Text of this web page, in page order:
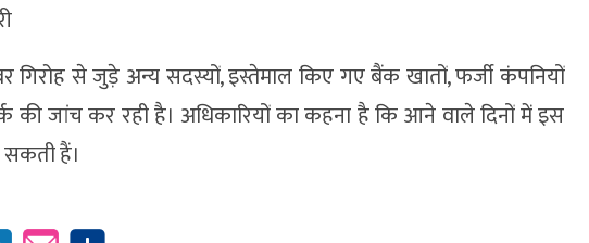
गिरोह से जुड़े अन्य सदस्यों, इस्तेमाल किए गए बैंक खातों, फर्जी कंपनियों
की जांच कर रही है। अधिकारियों का कहना है कि आने वाले दिनों में इस
सकती हैं।